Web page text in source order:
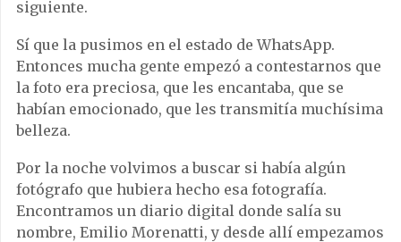
siguiente.
Sí que la pusimos en el estado de WhatsApp.
Entonces mucha gente empezó a contestarnos que
la foto era preciosa, que les encantaba, que se
habían emocionado, que les transmitía muchísima
belleza.
Por la noche volvimos a buscar si había algún
fotógrafo que hubiera hecho esa fotografía.
Encontramos un diario digital donde salía su
nombre, Emilio Morenatti, y desde allí empezamos